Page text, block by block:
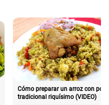
Cómo preparar un arroz con pollo
tradicional riquísimo (VIDEO)